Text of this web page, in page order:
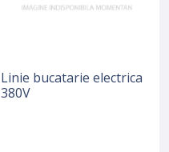
Linie bucatarie electrica
380V